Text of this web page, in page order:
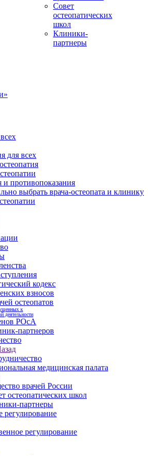
Совет
остеопатических
школ
Клиники-
партнеры
для всех
и противопоказания
выбрать врача-остеопата и клинику
кодекс
взносов
остеопатов
к
деятельности
РОсА
партнеров
медицинская палата
врачей России
остеопатических школ
партнеры
регулирование
регулирование